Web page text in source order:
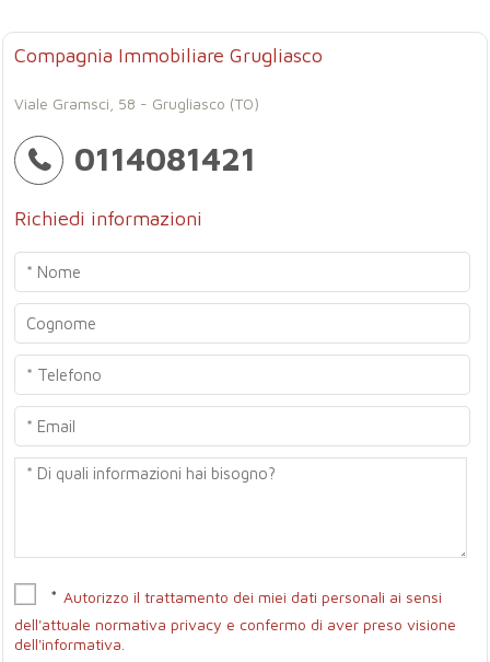
Compagnia Immobiliare Grugliasco
Viale Gramsci, 58 - Grugliasco (TO)
0114081421
Richiedi informazioni
*Autorizzo il trattamento dei miei dati personali ai sensi
dell'attuale normativa privacy e confermo di aver preso visione
dell'informativa.